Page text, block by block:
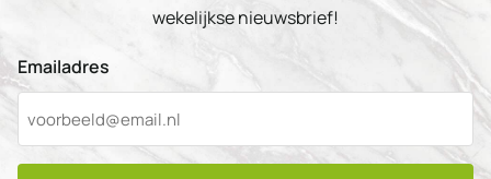
wekelijkse nieuwsbrief!
Emailadres